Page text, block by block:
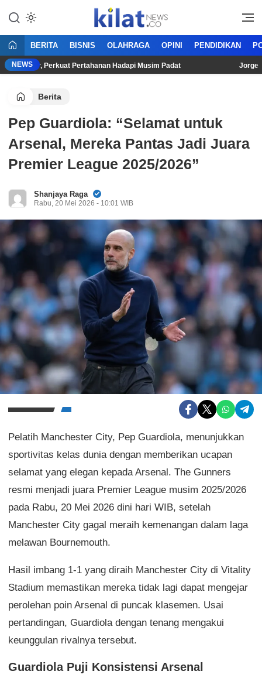
KilatNews.co
Mencerdaskan Anak Bangsa
BERITA BISNIS OLAHRAGA OPINI PENDIDIKAN
NEWSPerkuat Pertahanan Hadapi Musim Padat Jorge
Berita
Pep Guardiola: “Selamat untuk
Arsenal, Mereka Pantas Jadi Juara
Premier League 2025/2026”
Shanjaya Raga
Rabu, 20 Mei 2026 - 10:01 WIB
Pelatih Manchester City, Pep Guardiola, menunjukkan
sportivitas kelas dunia dengan memberikan ucapan
selamat yang elegan kepada Arsenal. The Gunners
resmi menjadi juara Premier League musim 2025/2026
pada Rabu, 20 Mei 2026 dini hari WIB, setelah
Manchester City gagal meraih kemenangan dalam laga
melawan Bournemouth.
Hasil imbang 1-1 yang diraih Manchester City di Vitality
Stadium memastikan mereka tidak lagi dapat mengejar
perolehan poin Arsenal di puncak klasemen. Usai
pertandingan, Guardiola dengan tenang mengakui
keunggulan rivalnya tersebut.
Guardiola Puji Konsistensi Arsenal